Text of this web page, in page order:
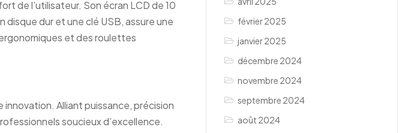
de l’utilisateur. Son écran LCD de 10
dur et une clé USB, assure une
et des roulettes
innovation. Alliant puissance, précision
soucieux d’excellence.
février 2025
janvier 2025
décembre 2024
novembre 2024
septembre 2024
août 2024